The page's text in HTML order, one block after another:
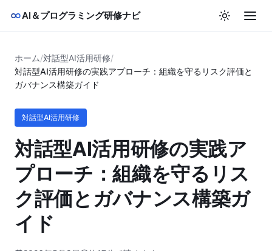
AI＆プログラミング研修ナビ
ホーム/対話型AI活用研修/
対話型AI活用研修の実践アプローチ：組織を守るリスク評価と
ガバナンス構築ガイド
対話型AI活用研修
対話型AI活用研修の実践ア
プローチ：組織を守るリス
ク評価とガバナンス構築ガ
イド